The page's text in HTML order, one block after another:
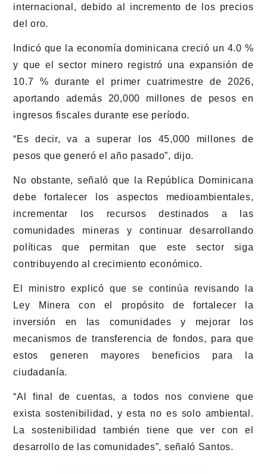
internacional, debido al incremento de los precios
del oro.
Indicó que la economía dominicana creció un 4.0 %
y que el sector minero registró una expansión de
10.7 % durante el primer cuatrimestre de 2026,
aportando además 20,000 millones de pesos en
ingresos fiscales durante ese período.
“Es decir, va a superar los 45,000 millones de
pesos que generó el año pasado”, dijo.
No obstante, señaló que la República Dominicana
debe fortalecer los aspectos medioambientales,
incrementar los recursos destinados a las
comunidades mineras y continuar desarrollando
políticas que permitan que este sector siga
contribuyendo al crecimiento económico.
El ministro explicó que se continúa revisando la
Ley Minera con el propósito de fortalecer la
inversión en las comunidades y mejorar los
mecanismos de transferencia de fondos, para que
estos generen mayores beneficios para la
ciudadanía.
“Al final de cuentas, a todos nos conviene que
exista sostenibilidad, y esta no es solo ambiental.
La sostenibilidad también tiene que ver con el
desarrollo de las comunidades”, señaló Santos.